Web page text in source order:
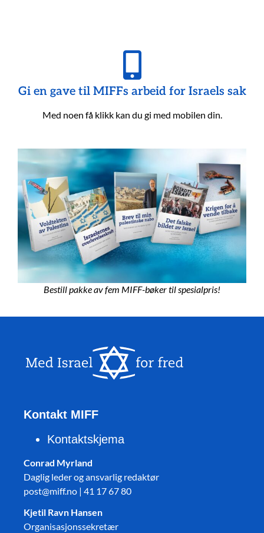
Gi en gave til MIFFs arbeid for Israels sak
Med noen få klikk kan du gi med mobilen din.
Bestill pakke av fem MIFF-bøker til spesialpris!
Kontakt MIFF
Kontaktskjema
Conrad Myrland
Daglig leder og ansvarlig redaktør
post@miff.no | 41 17 67 80
Kjetil Ravn Hansen
Organisasjonssekretær